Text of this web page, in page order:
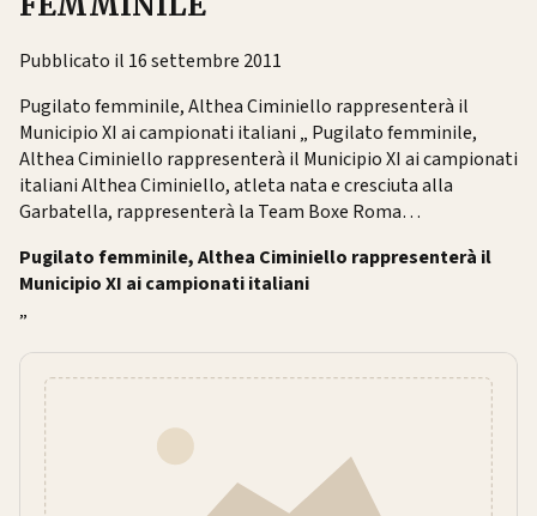
Pubblicato il 16 settembre 2011
Pugilato femminile, Althea Ciminiello rappresenterà il
Municipio XI ai campionati italiani „ Pugilato femminile,
Althea Ciminiello rappresenterà il Municipio XI ai campionati
italiani Althea Ciminiello, atleta nata e cresciuta alla
Garbatella, rappresenterà la Team Boxe Roma…
Pugilato femminile, Althea Ciminiello rappresenterà il
Municipio XI ai campionati italiani
„